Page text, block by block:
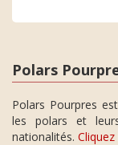
Polars
Polars Pourpres
les polars et
nationalités. Cliquez